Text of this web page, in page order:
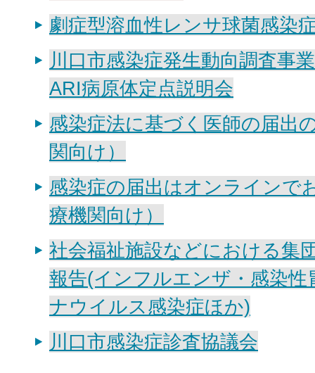
劇症型溶血性レンサ球菌感染
川口市感染症発生動向調査事
ARI病原体定点説明会
感染症法に基づく医師の届出
関向け）
感染症の届出はオンラインで
療機関向け）
社会福祉施設などにおける集
報告(インフルエンザ・感染性
ナウイルス感染症ほか)
川口市感染症診査協議会